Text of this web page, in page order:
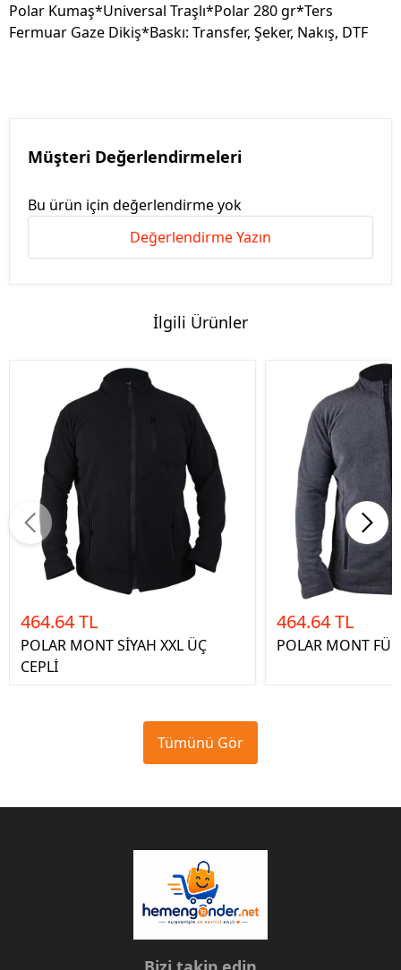
Polar Kumaş*Universal Traşlı*Polar 280 gr*Ters
Fermuar Gaze Dikiş*Baskı: Transfer, Şeker, Nakış, DTF
Müşteri Değerlendirmeleri
Bu ürün için değerlendirme yok
Değerlendirme Yazın
İlgili Ürünler
464.64 TL
POLAR MONT SİYAH XXL ÜÇ
CEPLİ
464.64 TL
POLAR MONT
Tümünü Gör